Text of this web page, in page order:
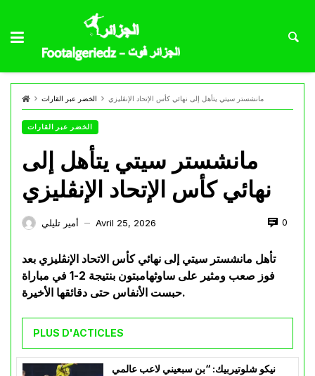
الخضر عبر القارات مانشستر سيتي يتأهل إلى نهائي كأس الإتحاد الإنڨليزي
الخضر عبر القارات
مانشستر سيتي يتأهل إلى
نهائي كأس الإتحاد الإنڨليزي
أمير تليلي — Avril 25, 2026 0
تأهل مانشستر سيتي إلى نهائي كأس الاتحاد الإنڨليزي بعد
فوز صعب ومثير على ساوثهامبتون بنتيجة 2-1 في مباراة
حبست الأنفاس حتى دقائقها الأخيرة.
PLUS D'ACTICLES
نيكو شلوتيربيك: “بن سبعيني لاعب عالمي